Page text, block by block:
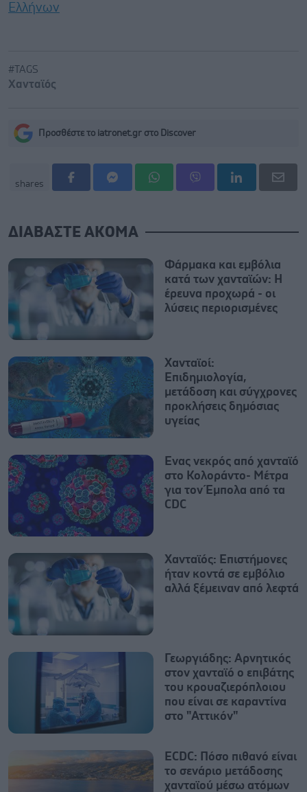
Ελλήνων
#TAGS
Χανταϊός
Προσθέστε το iatronet.gr στο Discover
shares
ΔΙΑΒΑΣΤΕ ΑΚΟΜΑ
Φάρμακα και εμβόλια
κατά των χανταϊών: Η
έρευνα προχωρά - οι
λύσεις περιορισμένες
Χανταϊοί:
Επιδημιολογία,
μετάδοση και σύγχρονες
προκλήσεις δημόσιας
υγείας
Ενας νεκρός από χανταϊό
στο Κολοράντο- Μέτρα
για τον Έμπολα από τα
CDC
Χανταϊός: Επιστήμονες
ήταν κοντά σε εμβόλιο
αλλά ξέμειναν από λεφτά
Γεωργιάδης: Αρνητικός
στον χανταϊό ο επιβάτης
του κρουαζιερόπλοιου
που είναι σε καραντίνα
στο "Αττικόν"
ECDC: Πόσο πιθανό είναι
το σενάριο μετάδοσης
χανταϊού μέσω ατόμων